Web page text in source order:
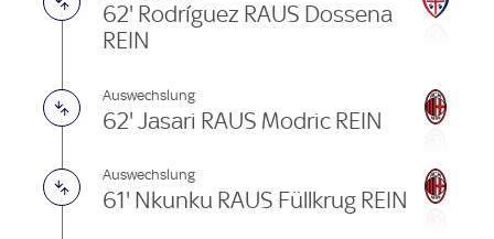
62' Rodríguez RAUS Dossena
REIN
Auswechslung
62' Jasari RAUS Modric REIN
Auswechslung
61' Nkunku RAUS Füllkrug REIN